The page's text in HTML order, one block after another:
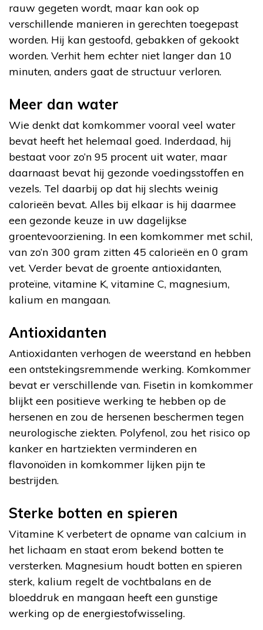
rauw gegeten wordt, maar kan ook op
verschillende manieren in gerechten toegepast
worden. Hij kan gestoofd, gebakken of gekookt
worden. Verhit hem echter niet langer dan 10
minuten, anders gaat de structuur verloren.
Meer dan water
Wie denkt dat komkommer vooral veel water
bevat heeft het helemaal goed. Inderdaad, hij
bestaat voor zo’n 95 procent uit water, maar
daarnaast bevat hij gezonde voedingsstoffen en
vezels. Tel daarbij op dat hij slechts weinig
calorieën bevat. Alles bij elkaar is hij daarmee
een gezonde keuze in uw dagelijkse
groentevoorziening. In een komkommer met schil,
van zo’n 300 gram zitten 45 calorieën en 0 gram
vet. Verder bevat de groente antioxidanten,
proteïne, vitamine K, vitamine C, magnesium,
kalium en mangaan.
Antioxidanten
Antioxidanten verhogen de weerstand en hebben
een ontstekingsremmende werking. Komkommer
bevat er verschillende van. Fisetin in komkommer
blijkt een positieve werking te hebben op de
hersenen en zou de hersenen beschermen tegen
neurologische ziekten. Polyfenol, zou het risico op
kanker en hartziekten verminderen en
flavonoïden in komkommer lijken pijn te
bestrijden.
Sterke botten en spieren
Vitamine K verbetert de opname van calcium in
het lichaam en staat erom bekend botten te
versterken. Magnesium houdt botten en spieren
sterk, kalium regelt de vochtbalans en de
bloeddruk en mangaan heeft een gunstige
werking op de energiestofwisseling.